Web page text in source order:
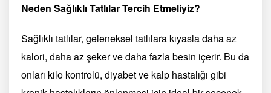
Neden Sağlıklı Tatlılar Tercih Etmeliyiz?
Sağlıklı tatlılar, geleneksel tatlılara kıyasla daha az
kalori, daha az şeker ve daha fazla besin içerir. Bu da
onları kilo kontrolü, diyabet ve kalp hastalığı gibi